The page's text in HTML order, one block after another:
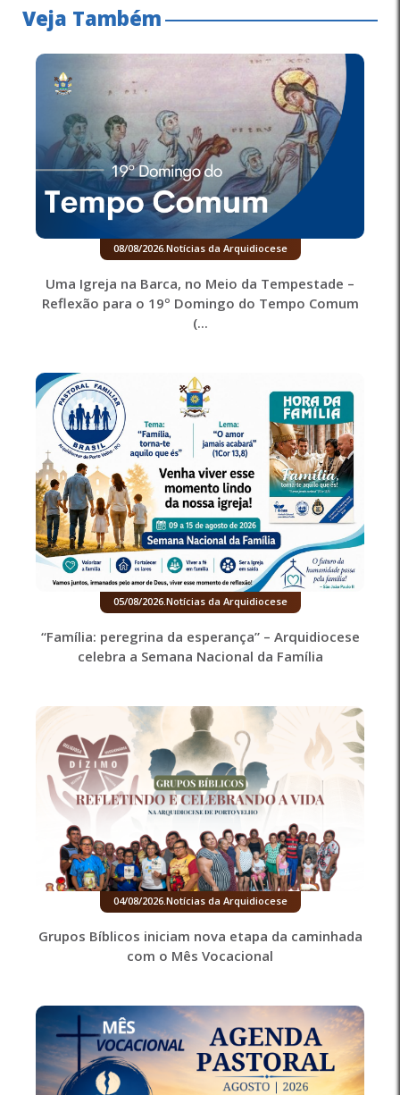
Veja Também
08/08/2026.Notícias da Arquidiocese
Uma Igreja na Barca, no Meio da Tempestade –
Reflexão para o 19º Domingo do Tempo Comum
(...
05/08/2026.Notícias da Arquidiocese
“Família: peregrina da esperança” – Arquidiocese
celebra a Semana Nacional da Família
04/08/2026.Notícias da Arquidiocese
Grupos Bíblicos iniciam nova etapa da caminhada
com o Mês Vocacional